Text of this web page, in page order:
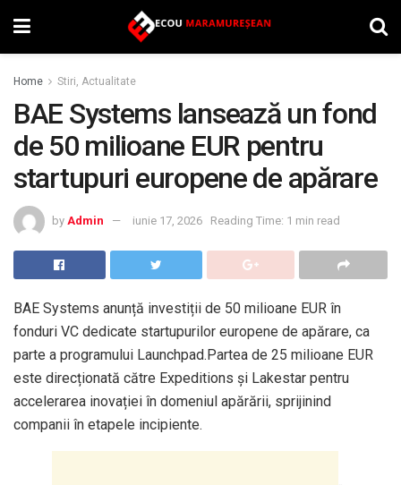
Home Stiri, Actualitate
BAE Systems lansează un fond
de 50 milioane EUR pentru
startupuri europene de apărare
by Admin iunie 17, 2026 Reading Time: 1 min read
BAE Systems anunță investiții de 50 milioane EUR în
fonduri VC dedicate startupurilor europene de apărare, ca
parte a programului Launchpad.Partea de 25 milioane EUR
este direcționată către Expeditions și Lakestar pentru
accelerarea inovației în domeniul apărării, sprijinind
companii în etapele incipiente.